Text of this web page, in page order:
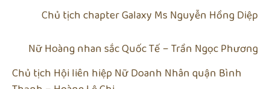
Chủ tịch chapter Galaxy Ms Nguyễn Hồng Diệp
Nữ Hoàng nhan sắc Quốc Tế – Trần Ngọc Phương
Chủ tịch Hội liên hiệp Nữ Doanh Nhân quận Bình